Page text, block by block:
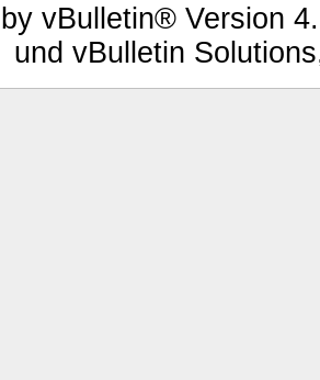
vBulletin® Version
und vBulletin